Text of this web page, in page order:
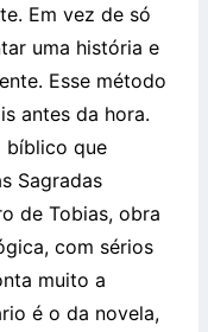
Em vez de só
uma história e
Esse método
antes da hora.
bíblico que
Sagradas
de Tobias, obra
com sérios
muito a
é o da novela,